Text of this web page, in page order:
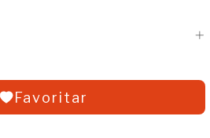
Favoritar